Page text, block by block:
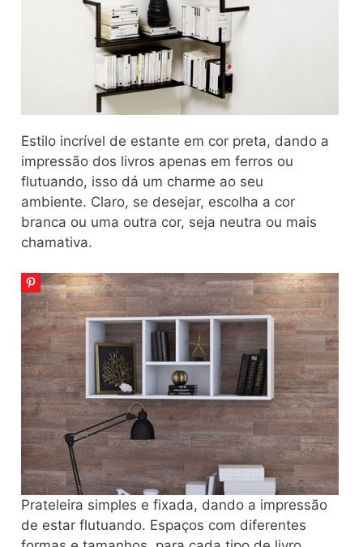
Estilo incrível de estante em cor preta, dando a
impressão dos livros apenas em ferros ou
flutuando, isso dá um charme ao seu
ambiente. Claro, se desejar, escolha a cor
branca ou uma outra cor, seja neutra ou mais
chamativa.
Prateleira simples e fixada, dando a impressão
de estar flutuando. Espaços com diferentes